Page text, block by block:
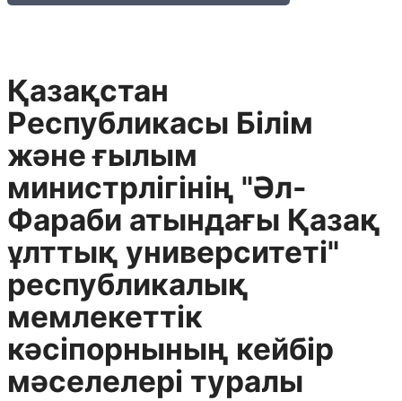
Қазақстан
Республикасы Білім
және ғылым
министрлігінің "Әл-
Фараби атындағы Қазақ
ұлттық университеті"
республикалық
мемлекеттік
кәсіпорнының кейбір
мәселелері туралы